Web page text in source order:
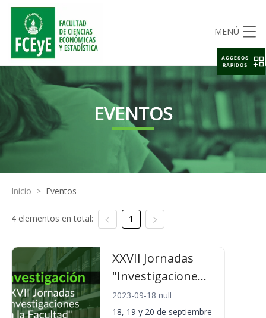
MENÚ
EVENTOS
Inicio > Eventos
4 elementos en total: 1
XXVII Jornadas
"Investigacione...
2023-09-18 null
18, 19 y 20 de septiembre
ACCESOS
RAPIDOS